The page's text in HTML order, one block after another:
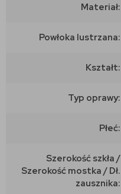
Materiał:
Powłoka lustrzana:
Kształt:
Typ oprawy:
Płeć:
Szerokość szkła /
Szerokość mostka / Dł.
zausznika: